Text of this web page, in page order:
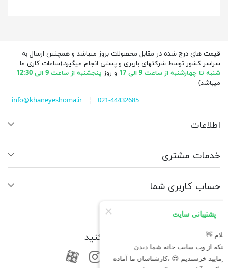
قیمت های درج شده در مقابل محصولات بروز میباشد و همچنین ارسال به
سراسر کشور توسط شرکتهای باربری و پستی انجام میگیرد.(ساعات کاری ما
شنبه تا چهارشنبه از ساعت 9 الی 17
و روز پنجشنبه از ساعت 9 الی 12:30
میباشد)
info@khaneyeshoma.ir¦ 021-44432685
اطلاعات
خدمات مشتری
حساب کاربری شما
ما را دنبال کنید
RSSفیسبوکیوتیوبکانال آپارات
کانال آپارات